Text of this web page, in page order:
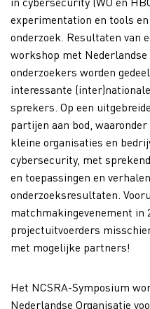
experimentation en tools
onderzoek. Resultaten van
workshop met
onderzoekers worden
interessante
sprekers. Op een
partijen aan bod,
kleine organisaties en
cybersecurity, met
en toepassingen en
onderzoeksresultaten.
matchmakingevenement in
projectuitvoerders
met mogelijke partners!
Het NCSRA-Symposium
Nederlandse Organisatie